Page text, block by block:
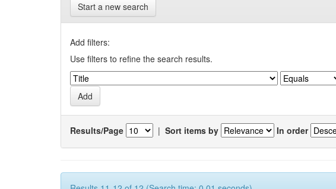
Start a new search
Add filters:
Use filters to refine the search results.
Results/Page | Sort items by In order